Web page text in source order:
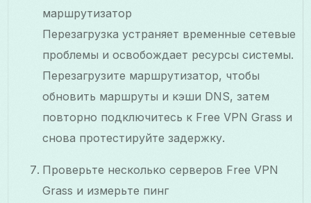
маршрутизатор
Перезагрузка устраняет временные сетевые
проблемы и освобождает ресурсы системы.
Перезагрузите маршрутизатор, чтобы
обновить маршруты и кэши DNS, затем
повторно подключитесь к Free VPN Grass и
снова протестируйте задержку.
Проверьте несколько серверов Free VPN
Grass и измерьте пинг